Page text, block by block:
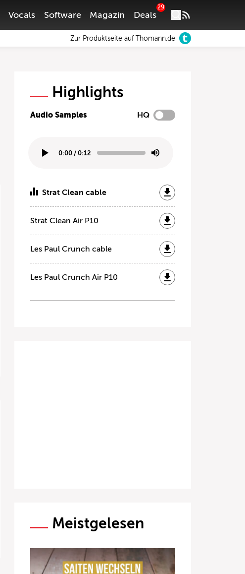
Vocals Software Magazin Deals
29
Zur Produktseite auf Thomann.de
Highlights
Audio Samples HQ
0:00 / 0:12
Strat Clean cable
Strat Clean Air P10
Les Paul Crunch cable
Les Paul Crunch Air P10
Meistgelesen